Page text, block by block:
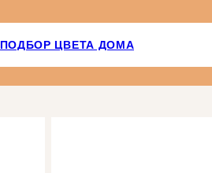
ПОДБОР ЦВЕТА ДОМА